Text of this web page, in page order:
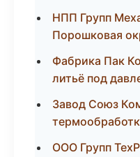
НПП Групп
Порошковая
Фабрика Пак
литьё под
Завод Союз
ООО Групп